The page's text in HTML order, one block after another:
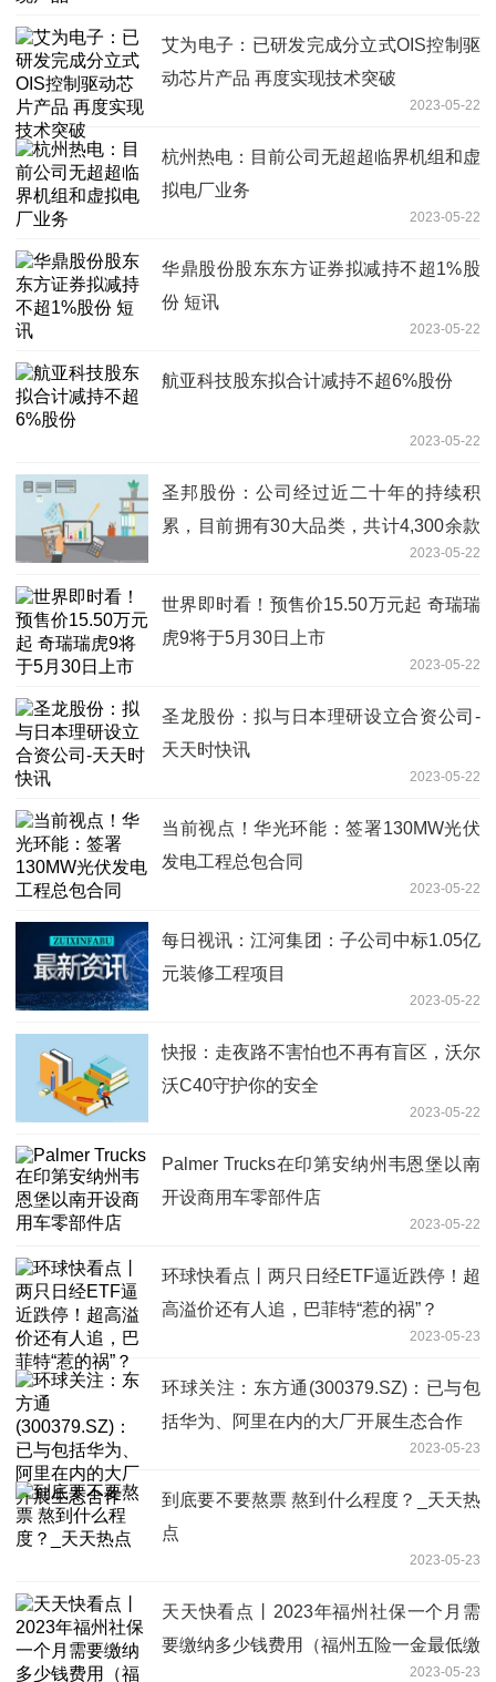
艾为电子：已研发完成分立式OIS控制驱
动芯片产品 再度实现技术突破
2023-05-22
杭州热电：目前公司无超超临界机组和虚
拟电厂业务
2023-05-22
华鼎股份股东东方证券拟减持不超1%股
份 短讯
2023-05-22
航亚科技股东拟合计减持不超6%股份
2023-05-22
圣邦股份：公司经过近二十年的持续积
累，目前拥有30大品类，共计4,300余款
2023-05-22
世界即时看！预售价15.50万元起 奇瑞瑞
虎9将于5月30日上市
2023-05-22
圣龙股份：拟与日本理研设立合资公司-
天天时快讯
2023-05-22
当前视点！华光环能：签署130MW光伏
发电工程总包合同
2023-05-22
每日视讯：江河集团：子公司中标1.05亿
元装修工程项目
2023-05-22
快报：走夜路不害怕也不再有盲区，沃尔
沃C40守护你的安全
2023-05-22
Palmer Trucks在印第安纳州韦恩堡以南
开设商用车零部件店
2023-05-22
环球快看点丨两只日经ETF逼近跌停！超
高溢价还有人追，巴菲特“惹的祸”？
2023-05-23
环球关注：东方通(300379.SZ)：已与包
括华为、阿里在内的大厂开展生态合作
2023-05-23
到底要不要熬票 熬到什么程度？_天天热
点
2023-05-23
天天快看点丨2023年福州社保一个月需
要缴纳多少钱费用（福州五险一金最低缴
2023-05-23